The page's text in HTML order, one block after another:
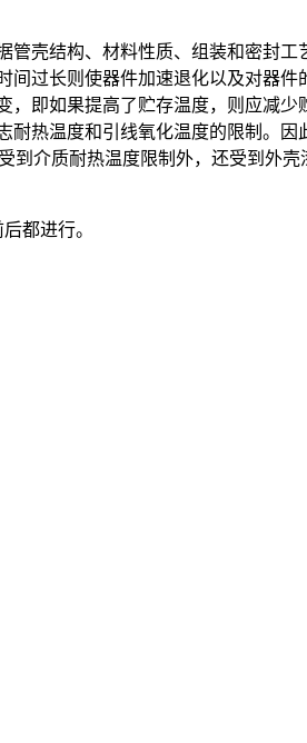
壳结构、材料性质、组装和密封工
过长则使器件加速退化以及对器
即如果提高了贮存温度，则应减
热温度和引线氧化温度的限制。因
介质耐热温度限制外，还受到外
都进行。